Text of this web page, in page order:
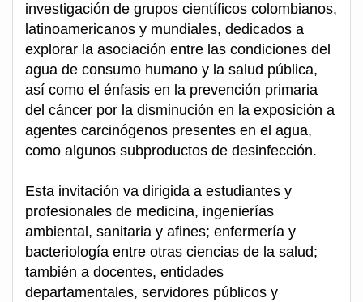
investigación de grupos científicos colombianos,
latinoamericanos y mundiales, dedicados a
explorar la asociación entre las condiciones del
agua de consumo humano y la salud pública,
así como el énfasis en la prevención primaria
del cáncer por la disminución en la exposición a
agentes carcinógenos presentes en el agua,
como algunos subproductos de desinfección.
Esta invitación va dirigida a estudiantes y
profesionales de medicina, ingenierías
ambiental, sanitaria y afines; enfermería y
bacteriología entre otras ciencias de la salud;
también a docentes, entidades
departamentales, servidores públicos y